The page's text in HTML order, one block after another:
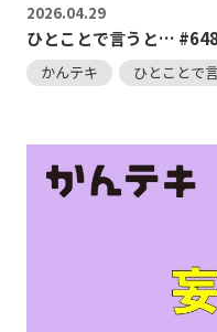
2026.04.29
ひとことで言うと…
かんテキ ひとことで